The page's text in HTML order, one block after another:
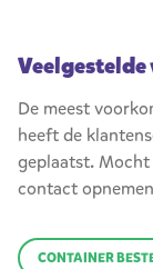
De meest
heeft de
geplaatst.
contact
CONTAINER